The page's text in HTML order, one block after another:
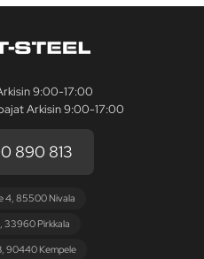
9:00-17:00
Arkisin 9:00-17:00
890 813
4, 85500 Nivala
33960 Pirkkala
90440 Kempele